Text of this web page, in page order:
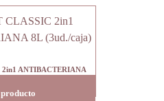
2in1 ANTIBACTERIANA